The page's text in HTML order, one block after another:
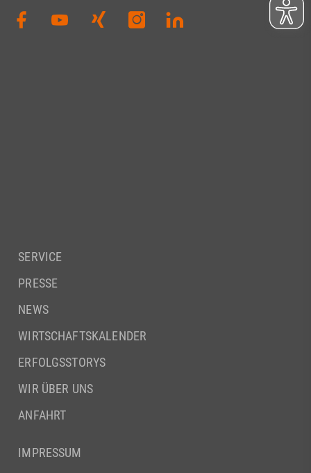
SERVICE
PRESSE
NEWS
WIRTSCHAFTSKALENDER
ERFOLGSSTORYS
WIR ÜBER UNS
ANFAHRT
IMPRESSUM